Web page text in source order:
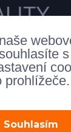
prohlížeče.
Souhlasím